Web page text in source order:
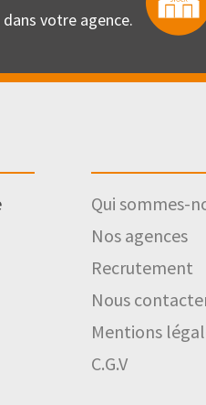
votre agence.
Qui sommes-
Nos agences
Recrutement
Nous
Mentions
C.G.V